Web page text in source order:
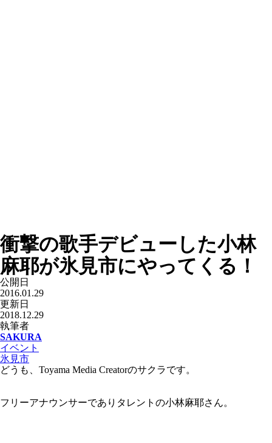
衝撃の歌手デビューした小林
麻耶が氷見市にやってくる！
公開日
2016.01.29
更新日
2018.12.29
執筆者
SAKURA
イベント
氷見市
どうも、Toyama Media Creatorのサクラです。
フリーアナウンサーでありタレントの小林麻耶さん。